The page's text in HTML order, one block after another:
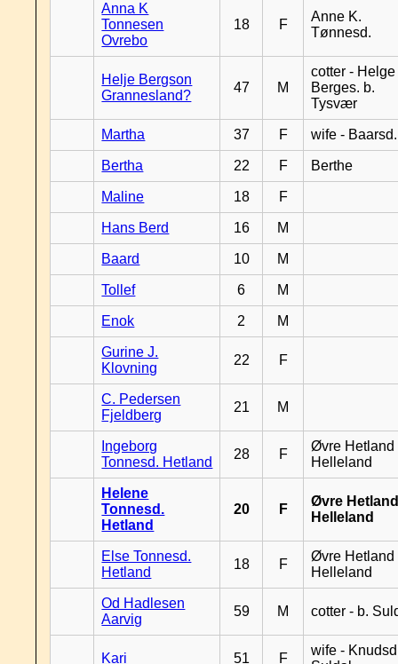
Anna K
Tonnesen
Ovrebo
18 F
Anne K.
Tønnesd.
Helje Bergson
Grannesland?
47 M
cotter - Helge
Berges. b.
Tysvær
Martha 37 F wife - Baarsd.
Bertha 22 F Berthe
Maline 18 F
Hans Berd 16 M
Baard 10 M
Tollef 6 M
Enok 2 M
Gurine J.
Klovning
22 F
C. Pedersen
Fjeldberg
21 M
Ingeborg
Tonnesd. Hetland
28 F
Øvre Hetland
Helleland
Helene
Tonnesd.
Hetland
20 F
Øvre
Helleland
Else Tonnesd.
Hetland
18 F
Øvre Hetland
Helleland
Od Hadlesen
Aarvig
59 M cotter - b.
Kari 51 F
wife -